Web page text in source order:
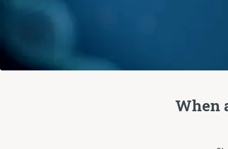
When